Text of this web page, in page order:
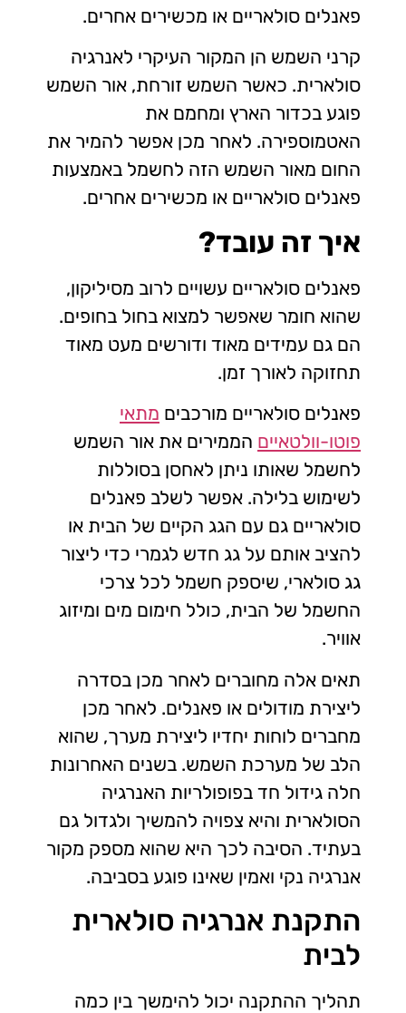
פאנלים סולאריים או מכשירים אחרים.
קרני השמש הן המקור העיקרי לאנרגיה
סולארית. כאשר השמש זורחת, אור השמש
פוגע בכדור הארץ ומחמם את
האטמוספירה. לאחר מכן אפשר להמיר את
החום מאור השמש הזה לחשמל באמצעות
פאנלים סולאריים או מכשירים אחרים.
איך זה עובד?
פאנלים סולאריים עשויים לרוב מסיליקון,
שהוא חומר שאפשר למצוא בחול בחופים.
הם גם עמידים מאוד ודורשים מעט מאוד
תחזוקה לאורך זמן.
פאנלים סולאריים מורכבים מתאי
פוטו-וולטאיים הממירים את אור השמש
לחשמל שאותו ניתן לאחסן בסוללות
לשימוש בלילה. אפשר לשלב פאנלים
סולאריים גם עם הגג הקיים של הבית או
להציב אותם על גג חדש לגמרי כדי ליצור
גג סולארי, שיספק חשמל לכל צרכי
החשמל של הבית, כולל חימום מים ומיזוג
אוויר.
תאים אלה מחוברים לאחר מכן בסדרה
ליצירת מודולים או פאנלים. לאחר מכן
מחברים לוחות יחדיו ליצירת מערך, שהוא
הלב של מערכת השמש. בשנים האחרונות
חלה גידול חד בפופולריות האנרגיה
הסולארית והיא צפויה להמשיך ולגדול גם
בעתיד. הסיבה לכך היא שהוא מספק מקור
אנרגיה נקי ואמין שאינו פוגע בסביבה.
התקנת אנרגיה סולארית
לבית
תהליך ההתקנה יכול להימשך בין כמה